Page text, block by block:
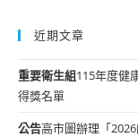
近期文章
重要衛生組115年度健
得獎名單
公告高市圖辦理「